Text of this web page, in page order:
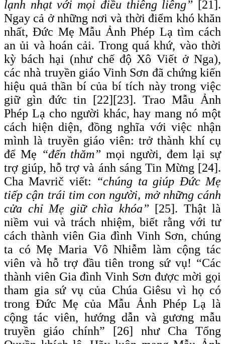
lạnh nhạt với mọi điều thiêng liêng” [21].
Ngay cả ở những nơi và thời điểm khó khăn
nhất, Đức Mẹ Mẫu Ảnh Phép Lạ tìm cách
an ủi và hoán cải. Trong quá khứ, vào thời
kỳ bách hại (như chế độ Xô Viết ở Nga),
các nhà truyền giáo Vinh Sơn đã chứng kiến
hiệu quả thần bí của bí tích này trong việc
giữ gìn đức tin [22][23]. Trao Mẫu Ảnh
Phép Lạ cho người khác, hay mang nó một
cách hiện diện, đồng nghĩa với việc nhận
mình là truyền giáo viên: trở thành khí cụ
để Mẹ “đến thăm” mọi người, đem lại sự
trợ giúp, hỗ trợ và ánh sáng Tin Mừng [24].
Cha Mavrič viết: “chúng ta giúp Đức Mẹ
tiếp cận trái tim con người, mở những cánh
cửa chỉ Mẹ giữ chìa khóa” [25]. Thật là
niềm vui và trách nhiệm, biết rằng với tư
cách thành viên Gia đình Vinh Sơn, chúng
ta có Mẹ Maria Vô Nhiễm làm cộng tác
viên và hỗ trợ đầu tiên trong sứ vụ! “Các
thành viên Gia đình Vinh Sơn được mời gọi
tham gia sứ vụ của Chúa Giêsu vì họ có
trong Đức Mẹ của Mẫu Ảnh Phép Lạ là
cộng tác viên, hướng dẫn và gương mẫu
truyền giáo chính” [26] như Cha Tổng